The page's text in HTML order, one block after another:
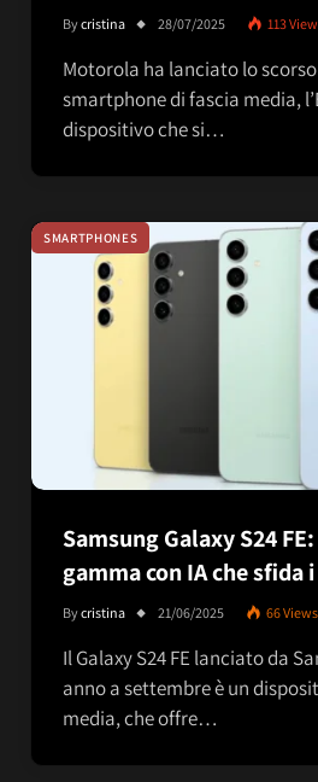
Bycristina 28/07/2025 113
Motorola ha lanciato lo
smartphone di fascia media,
dispositivo che si…
SMARTPHONES
Samsung Galaxy S24
gamma con IA che sfida
Bycristina 21/06/2025 66Views
Il Galaxy S24 FE lanciato da
anno a settembre è un
media, che offre…